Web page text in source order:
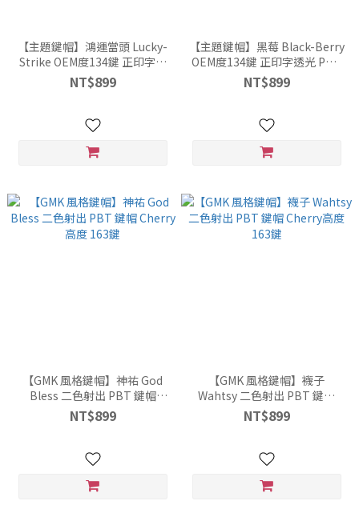
【主題鍵帽】鴻運當頭 Lucky-
Strike OEM度134鍵 正印字透
光 PBT 漸變漸層鍵帽
NT$899
【主題鍵帽】黑莓 Black-Berry
OEM度134鍵 正印字透光 PBT
漸變漸層鍵帽
NT$899
【GMK 風格鍵帽】神祐 God
Bless 二色射出 PBT 鍵帽
Cherry高度 163鍵
NT$899
【GMK 風格鍵帽】襪子
Wahtsy 二色射出 PBT 鍵帽
Cherry高度 163鍵
NT$899